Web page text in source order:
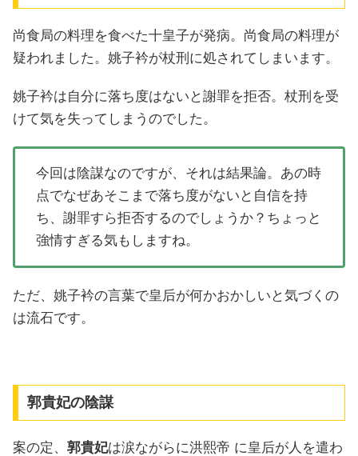
尚食局の料理を食べた十皇子が発病。尚食局の料理が
疑われました。姚子衿が杖刑に処されてしまいます。
姚子衿は自分に落ち度はないと謝罪を拒否。杖刑を受
けて気を失ってしまうのでした。
今回は陰謀なのですが、それは結果論。あの時
点でなぜあそこまで落ち度がないと自信を持
ち、謝罪すら拒否するのでしょうか？ちょっと
強情すぎる気もしますね。
ただ、姚子衿の言葉で皇后が何かおかしいと気づくの
は流石です。
郭貴妃の陰謀
案の定、 郭貴妃は涙ながらに洪熙帝 に皇后が人を遣わ